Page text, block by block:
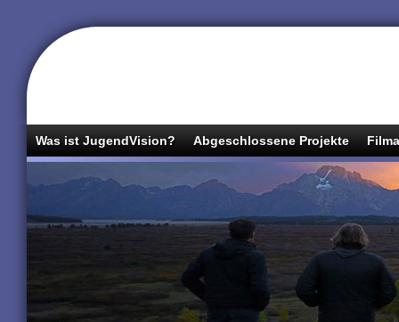
Was ist JugendVision? Abgeschlossene Projekte